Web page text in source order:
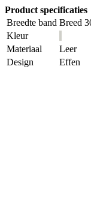
Product specificaties
Breedte band Breed
Kleur
Materiaal
Leer
Design
Effen